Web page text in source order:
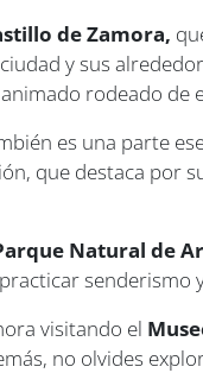
de Zamora,
y sus
rodeado de
es una parte
que destaca por
Natural de
senderismo
visitando el
no olvides